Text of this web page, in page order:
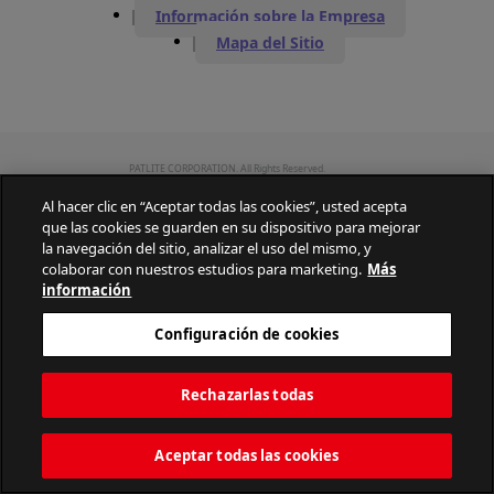
Información sobre la Empresa
Mapa del Sitio
PATLITE CORPORATION. All Rights Reserved.
Al hacer clic en “Aceptar todas las cookies”, usted acepta
que las cookies se guarden en su dispositivo para mejorar
la navegación del sitio, analizar el uso del mismo, y
colaborar con nuestros estudios para marketing. Más
información
Configuración de cookies
Rechazarlas todas
Aceptar todas las cookies